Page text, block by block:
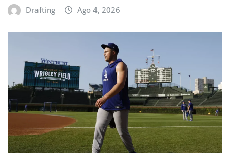
Drafting Ago 4, 2026